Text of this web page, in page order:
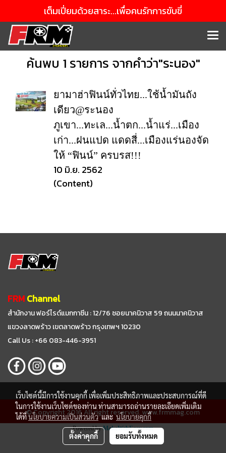
เต็มเปี่ยมด้วยสาระ...เพื่อคนรักการขับขี่
ค้นพบ 1 รายการ จากคำว่า"ระนอง"
ยามาฮ่าฟินน์ทั่วไทย...ใช้น้ำมันถัง
เดียว@ระนอง
ภูเขา...ทะเล...น้ำตก...น้ำแร่...เมือง
เก่า...ฝนแปด แดดสี่...เมืองแร่นองจัด
ให้ “ฟินน์” ครบรส!!!
10 มิ.ย. 2562
(Content)
FRMChannel
สำนักงาน ฟอร์ไรด์แมกกาซีน : 12/76 ซอยนาคนิวาส 59ถนนนาคนิวาส
แขวงลาดพร้าว เขตลาดพร้าว กรุงเทพฯ 10230
Call Us : +66 083-446-3951
© Copyright 2016 All right reserved. www.frmmag.com
Powered byMakeWebEasy.com
เว็บไซต์นี้มีการใช้งานคุกกี้ เพื่อเพิ่มประสิทธิภาพและประสบการณ์ที่ดี
ในการใช้งานเว็บไซต์ของท่าน ท่านสามารถอ่านรายละเอียดเพิ่มเติม
ได้ที่นโยบายความเป็นส่วนตัวและนโยบายคุกกี้
ตั้งค่าคุกกี้ ยอมรับทั้งหมด